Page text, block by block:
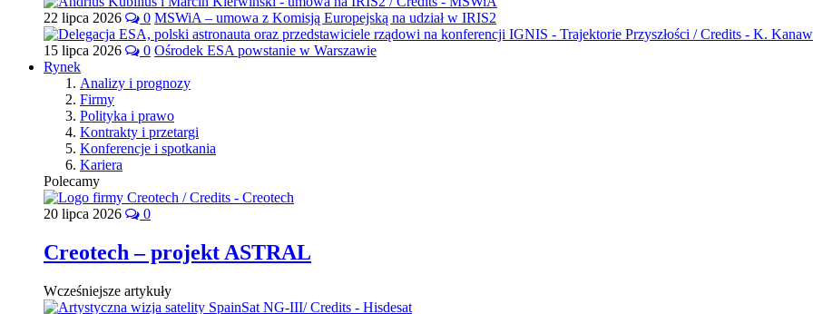
22 lipca 2026 0 MSWiA – umowa z Komisją Europejską na udział w IRIS2
15 lipca 2026 0 Ośrodek ESA powstanie w Warszawie
Rynek
Analizy i prognozy
Firmy
Polityka i prawo
Kontrakty i przetargi
Konferencje i spotkania
Kariera
Polecamy
20 lipca 2026 0
Creotech – projekt ASTRAL
Wcześniejsze artykuły